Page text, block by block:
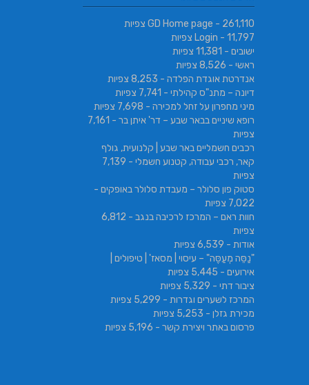
GD Home page - 261,110 צפיות
Login - 11,797 צפיות
ישובים - 11,381 צפיות
ראשי - 8,526 צפיות
אנדרטת אוגדת הפלדה - 8,253 צפיות
דיונה – מתנ"ס קהילתי - 7,741 צפיות
מיני מחפרון על זחל למכירה - 7,698 צפיות
רופא שיניים בבאר שבע – דר' איתן בר
- 7,161
צפיות
רכבים חשמליים באר שבע | קלנועית, גולף
קאר, רכבי עבודה, קטנוע חשמלי
- 7,139
צפיות
סטוק פון סלולר – מעבדת סלולר באופקים -
7,022 צפיות
חוות ראם – המרכז לרכיבה בנגב
- 6,812
צפיות
אודות - 6,539 צפיות
"נַסֵּה מְעַסֶּה" – עיסוי | מסאז' | טיפולים |
אירועים - 5,445 צפיות
ציבור דתי - 5,329 צפיות
המרכז לשערים וגדרות - 5,299 צפיות
מכירת גזלן - 5,253 צפיות
פרסום באתר ויצירת קשר - 5,196 צפיות